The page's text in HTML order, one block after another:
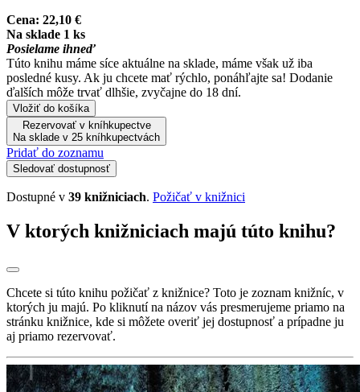
Cena: 22,10 €
Na sklade 1 ks
Posielame ihneď
Túto knihu máme síce aktuálne na sklade, máme však už iba
posledné kusy. Ak ju chcete mať rýchlo, ponáhľajte sa! Dodanie
ďalších môže trvať dlhšie, zvyčajne do 18 dní.
Vložiť do košíka
Rezervovať v kníhkupectve
Na sklade v 25 kníhkupectvách
Pridať do zoznamu
Sledovať dostupnosť
Dostupné v 39 knižniciach. Požičať v knižnici
V ktorých knižniciach majú túto knihu?
Chcete si túto knihu požičať z knižnice? Toto je zoznam knižníc, v
ktorých ju majú. Po kliknutí na názov vás presmerujeme priamo na
stránku knižnice, kde si môžete overiť jej dostupnosť a prípadne ju
aj priamo rezervovať.